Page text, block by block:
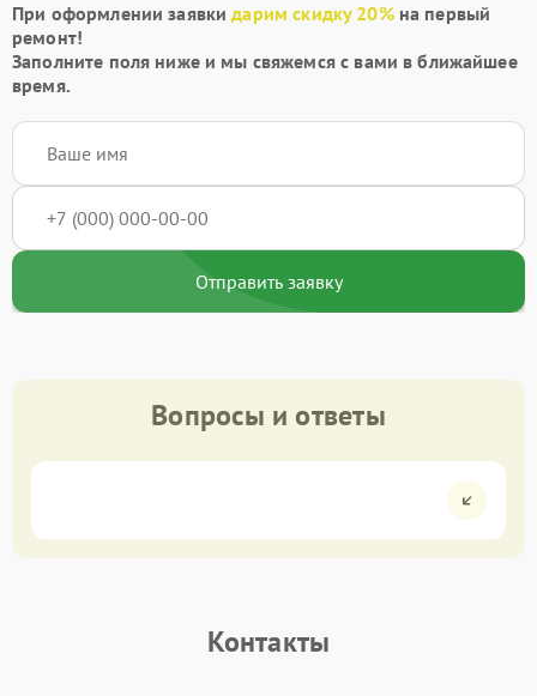
При оформлении заявкидарим скидку 20%на первый
ремонт!
Заполните поля ниже и мы свяжемся с вами в ближайшее
время.
Отправить заявку
Вопросы и ответы
Контакты